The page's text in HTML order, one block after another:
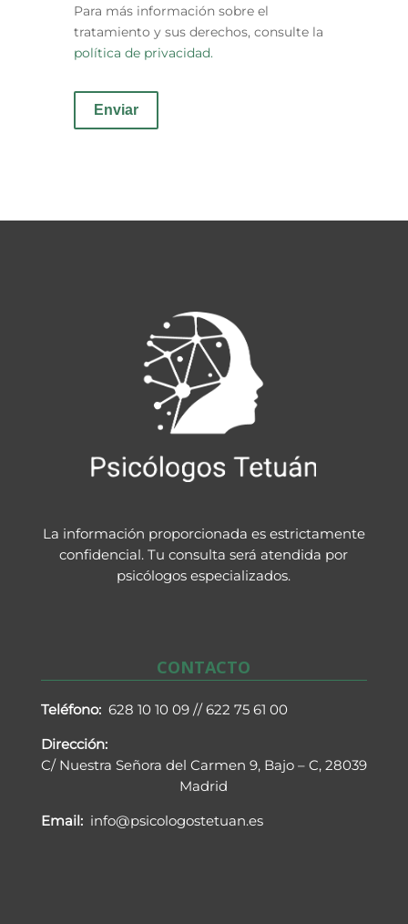
Para más información sobre el
tratamiento y sus derechos, consulte la
política de privacidad.
La información proporcionada es estrictamente
confidencial. Tu consulta será atendida por
psicólogos especializados.
CONTACTO
Teléfono: 628 10 10 09 // 622 75 61 00
Dirección:
C/ Nuestra Señora del Carmen 9, Bajo – C, 28039
Madrid
Email: info@psicologostetuan.es